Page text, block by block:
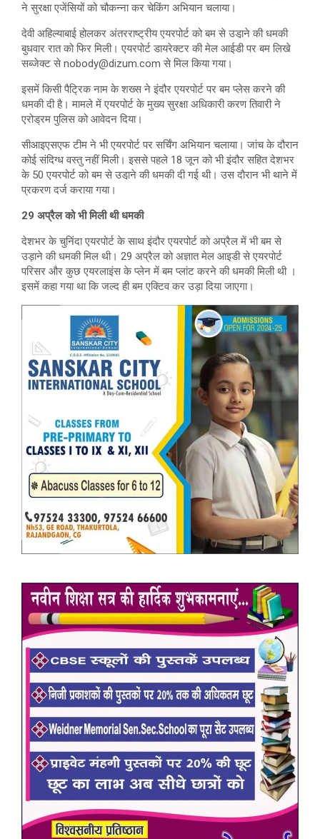
ने सुरक्षा एजेंसियों को चौकन्‍ना कर चेकिंग अभियान चलाया।
देवी अहिल्याबाई होलकर अंतरराष्ट्रीय एयरपोर्ट को बम से उडा़ने की धमकी
बुधवार रात को फिर मिली। एयरपोर्ट डायरेक्टर की मेल आईडी पर बम लिखे
सब्जेक्ट से nobody@dizum.com से मिल किया गया।
इसमें किसी पैट्रिक नाम के शख्‍स ने इंदौर एयरपोर्ट पर बम प्लेस करने की
धमकी दी है। मामले में एयरपोर्ट के मुख्य सुरक्षा अधिकारी करण तिवारी ने
एरोड्रम पुलिस को आवेदन दिया।
सीआइएसएफ टीम ने भी एयरपोर्ट पर सर्चिंग अभियान चलाया। जांच के दौरान
कोई संदिग्ध वस्तु नहीं मिली। इससे पहले 18 जून को भी इंदौर सहित देशभर
के 50 एयरपोर्ट को बम से उडा़ने की धमकी दी गई थी। उस दाैरान भी थाने में
प्रकरण दर्ज कराया गया।
29 अप्रैल को भी मिली थी धमकी
देशभर के चुनिंदा एयरपोर्ट के साथ इंदौर एयरपोर्ट को अप्रैल में भी बम से
उड़ाने की धमकी मिल थी। 29 अप्रैल को अज्ञात मेल आइडी से एयरपोर्ट
परिसर और कुछ एयरलाइंस के प्लेन में बम प्लांट करने की धमकी मिली थी ।
इसमें कहा गया था कि जल्द ही बम एक्टिव कर उड़ा दिया जाएगा।